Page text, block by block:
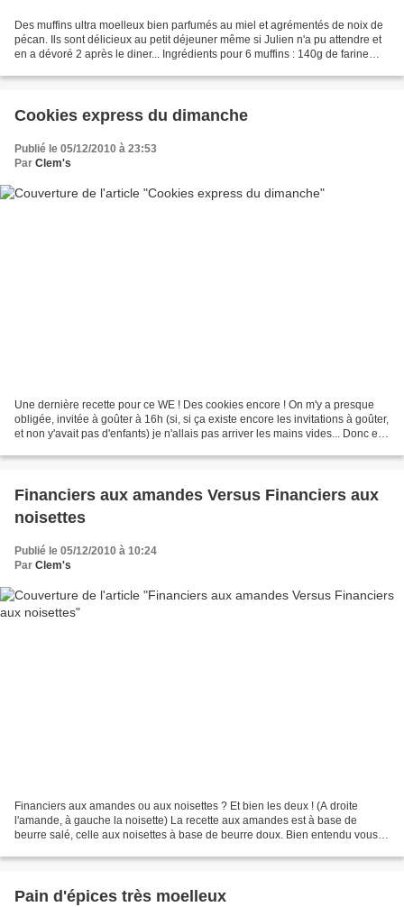
Des muffins ultra moelleux bien parfumés au miel et agrémentés de noix de
pécan. Ils sont délicieux au petit déjeuner même si Julien n'a pu attendre et
en a dévoré 2 après le diner... Ingrédients pour 6 muffins : 140g de farine
Cookies express du dimanche
Publié le 05/12/2010 à 23:53
Par Clem's
Une dernière recette pour ce WE ! Des cookies encore ! On m'y a presque
obligée, invitée à goûter à 16h (si, si ça existe encore les invitations à goûter,
et non y'avait pas d'enfants) je n'allais pas arriver les mains vides... Donc en
Financiers aux amandes Versus Financiers aux
noisettes
Publié le 05/12/2010 à 10:24
Par Clem's
Financiers aux amandes ou aux noisettes ? Et bien les deux ! (A droite
l'amande, à gauche la noisette) La recette aux amandes est à base de
beurre salé, celle aux noisettes à base de beurre doux. Bien entendu vous
Pain d'épices très moelleux